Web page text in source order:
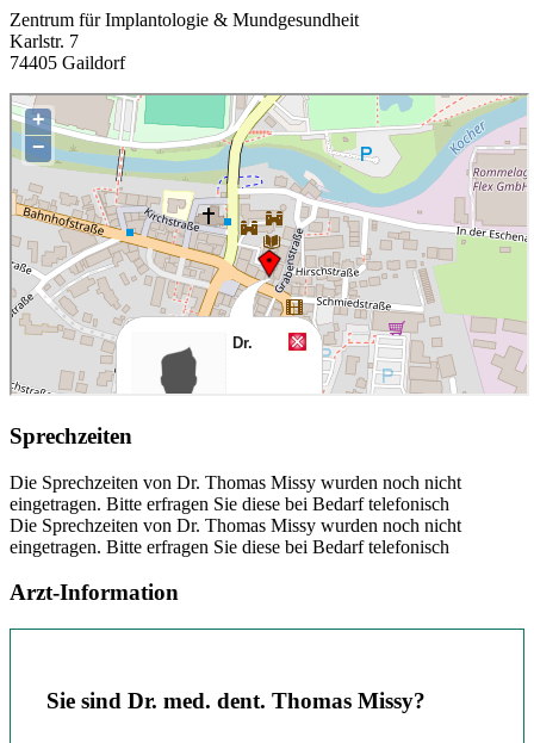
Zentrum für Implantologie & Mundgesundheit
Karlstr. 7
74405 Gaildorf
Sprechzeiten
Die Sprechzeiten von Dr. Thomas Missy wurden noch nicht
eingetragen. Bitte erfragen Sie diese bei Bedarf telefonisch
Die Sprechzeiten von Dr. Thomas Missy wurden noch nicht
eingetragen. Bitte erfragen Sie diese bei Bedarf telefonisch
Arzt-Information
Sie sind Dr. med. dent. Thomas Missy?